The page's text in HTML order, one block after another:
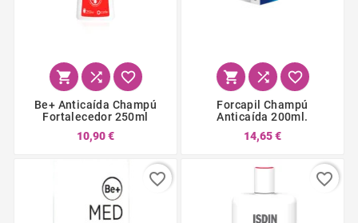
  
Be+ Anticaída Champú
Fortalecedor 250ml
10,90 €
  
Forcapil Champú
Anticaída 200ml.
14,65 €
favorite_border favorite_border